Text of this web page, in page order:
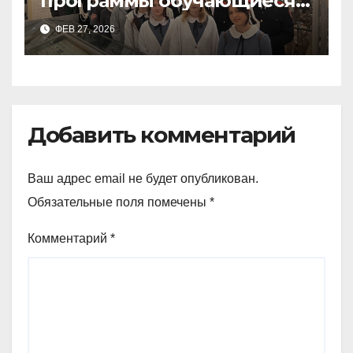
9а,8,9б классов посетили
зоологический музей и
ФЕВ 27, 2026
Добавить комментарий
Ваш адрес email не будет опубликован.
Обязательные поля помечены *
Комментарий *